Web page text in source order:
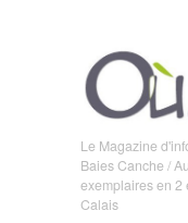
Le Magazine
Baies Canche /
exemplaires en 2
Calais